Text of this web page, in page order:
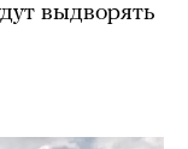
выдворять